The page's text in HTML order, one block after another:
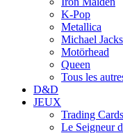
K-Pop
Metallica
Michael
Motörhead
Queen
Tous les
D&D
JEUX
Trading Cards
Le Seigneur